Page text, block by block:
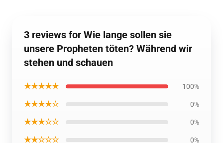
3 reviews for Wie lange sollen sie
unsere Propheten töten? Während wir
stehen und schauen
★★★★★ 100%
★★★★☆ 0%
★★★☆☆ 0%
★★☆☆☆ 0%